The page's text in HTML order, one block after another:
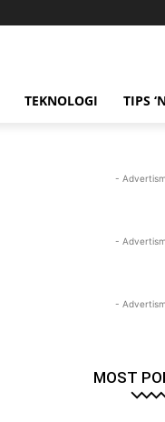
TEKNOLOGI TIPS
-
-
-
MOST